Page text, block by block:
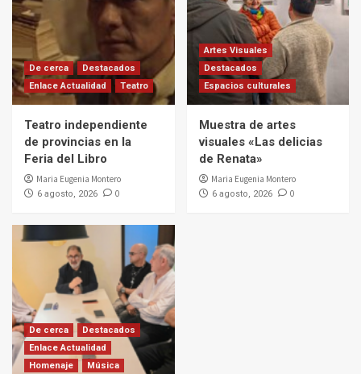
De cerca
Destacados
Enlace Actualidad
Teatro
Teatro independiente
de provincias en la
Feria del Libro
Maria Eugenia Montero
6 agosto, 2026 0
Artes Visuales
Destacados
Espacios culturales
Muestra de artes
visuales «Las delicias
de Renata»
Maria Eugenia Montero
6 agosto, 2026 0
De cerca
Destacados
Enlace Actualidad
Homenaje
Música